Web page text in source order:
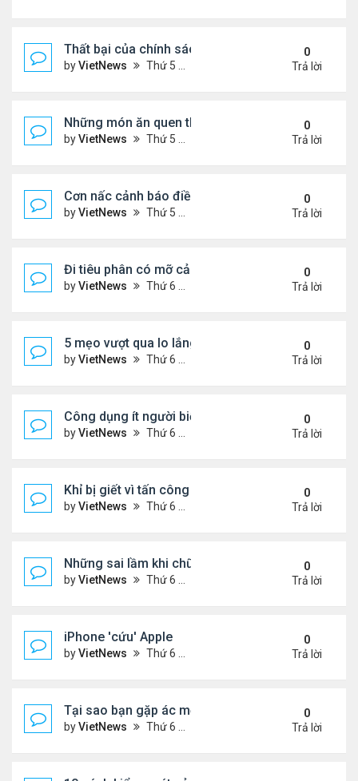
Thất bại của chính sách khuyến khích sinh đẻ ở
byVietNews Thứ 5 Tháng 8 04, 2022 5:21 pm
0
Trả lời
Những món ăn quen thuộc rút ngắn tuổi thọ
byVietNews Thứ 5 Tháng 8 04, 2022 4:03 pm
0
Trả lời
Cơn nấc cảnh báo điều gì về sức khỏe?
byVietNews Thứ 5 Tháng 8 04, 2022 3:12 pm
0
Trả lời
Đi tiêu phân có mỡ cảnh báo nguy cơ bệnh tật
byVietNews Thứ 6 Tháng 7 29, 2022 5:15 pm
0
Trả lời
5 mẹo vượt qua lo lắng trong thời kỳ lạm phát
byVietNews Thứ 6 Tháng 7 29, 2022 5:12 pm
0
Trả lời
Công dụng ít người biết của dầu ô liu
byVietNews Thứ 6 Tháng 7 29, 2022 1:42 pm
0
Trả lời
Khỉ bị giết vì tấn công 56 người
byVietNews Thứ 6 Tháng 7 29, 2022 1:39 pm
0
Trả lời
Những sai lầm khi chữa ho tại nhà
byVietNews Thứ 6 Tháng 7 29, 2022 12:39 pm
0
Trả lời
iPhone 'cứu' Apple
byVietNews Thứ 6 Tháng 7 29, 2022 11:43 am
0
Trả lời
Tại sao bạn gặp ác mộng trong giấc ngủ?
byVietNews Thứ 6 Tháng 7 29, 2022 10:47 am
0
Trả lời